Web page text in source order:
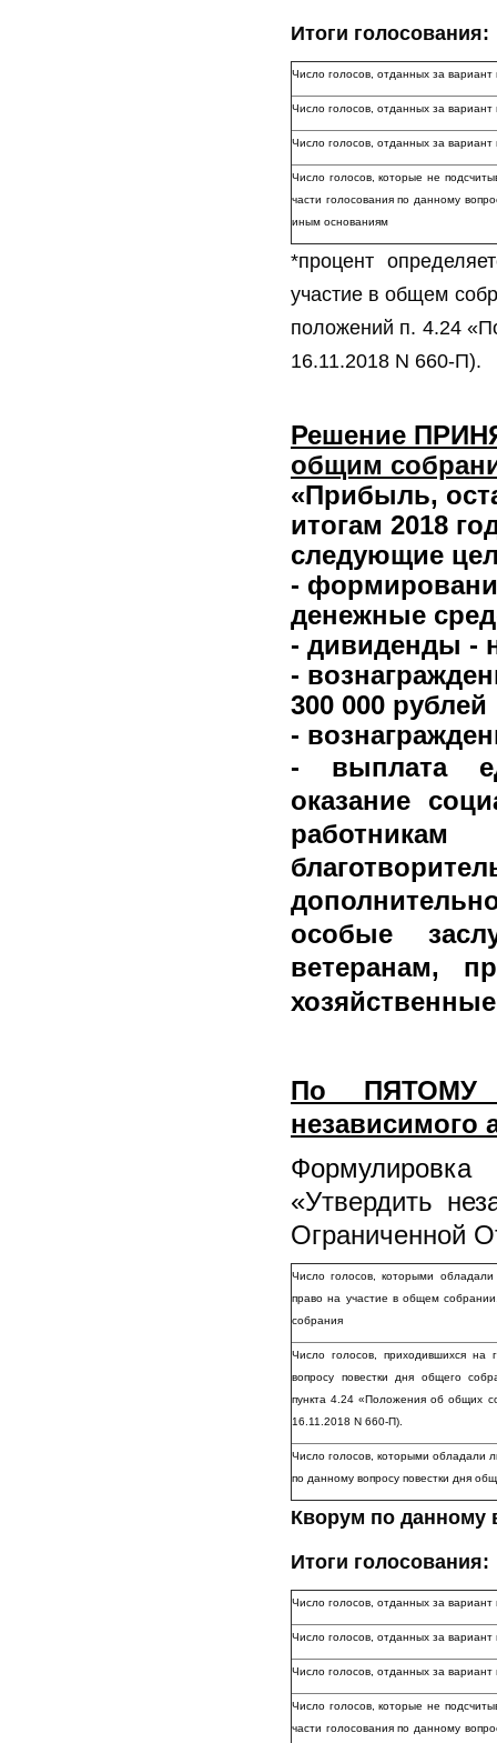
Итоги голосования:
Число голосов, отданных за вариант
Число голосов, отданных за
Число голосов, отданных за
Число голосов, которые не
части голосования по данному
иным основаниям
*процент
участие в общем
положений п. 4.24
16.11.2018 N 660-П).
Решение
общим
«Прибыль,
итогам 2018
следующие
-
денежные
- дивиденды -
-
300 000 рублей
-
- выплата
оказание
особые
ветеранам,
По ПЯТОМУ
независимого
«Утвердить
Ограниченной
Число голосов, которыми
право на участие в общем
собрания
Число голосов, приходившихся
вопросу повестки дня общего
пункта 4.24 «Положения об общих
16.11.2018 N 660-П).
Число голосов, которыми обладали
по данному вопросу повестки дня
Кворум по данному
Итоги голосования:
Число голосов, отданных за вариант
Число голосов, отданных за
Число голосов, отданных за
Число голосов, которые не
части голосования по данному